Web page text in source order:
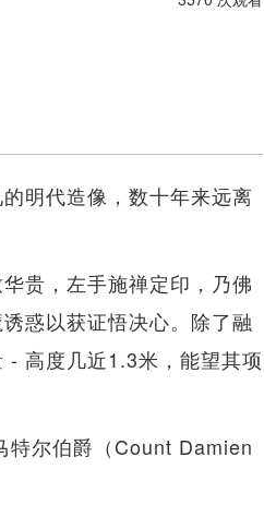
明代造像，数十年来远离
贵，左手施禅定印，乃佛
惑以获证悟决心。除了融
- 高度几近1.3米，能望其项
特尔伯爵（Count Damien